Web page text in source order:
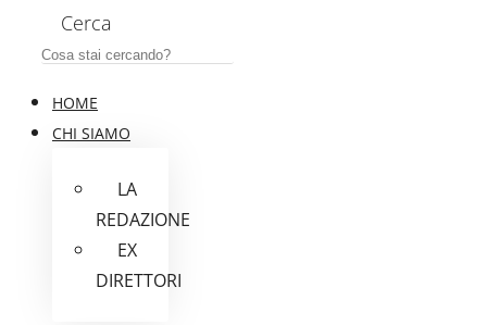
Cerca
HOME
CHI SIAMO
LA
REDAZIONE
EX
DIRETTORI